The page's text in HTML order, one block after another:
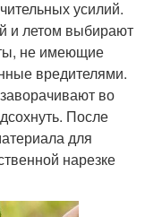
усилий.
и летом выбирают
не имеющие
вредителями.
во
После
для
нарезке